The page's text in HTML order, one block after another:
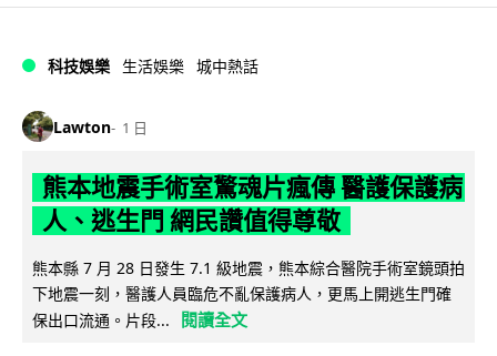
科技娛樂 生活娛樂 城中熱話
Lawton 1 日
熊本地震手術室驚魂片瘋傳 醫護保護病
人、逃生門 網民讚值得尊敬
熊本縣 7 月 28 日發生 7.1 級地震，熊本綜合醫院手術室鏡頭拍
下地震一刻，醫護人員臨危不亂保護病人，更馬上開逃生門確
保出口流通。片段...
閱讀全文